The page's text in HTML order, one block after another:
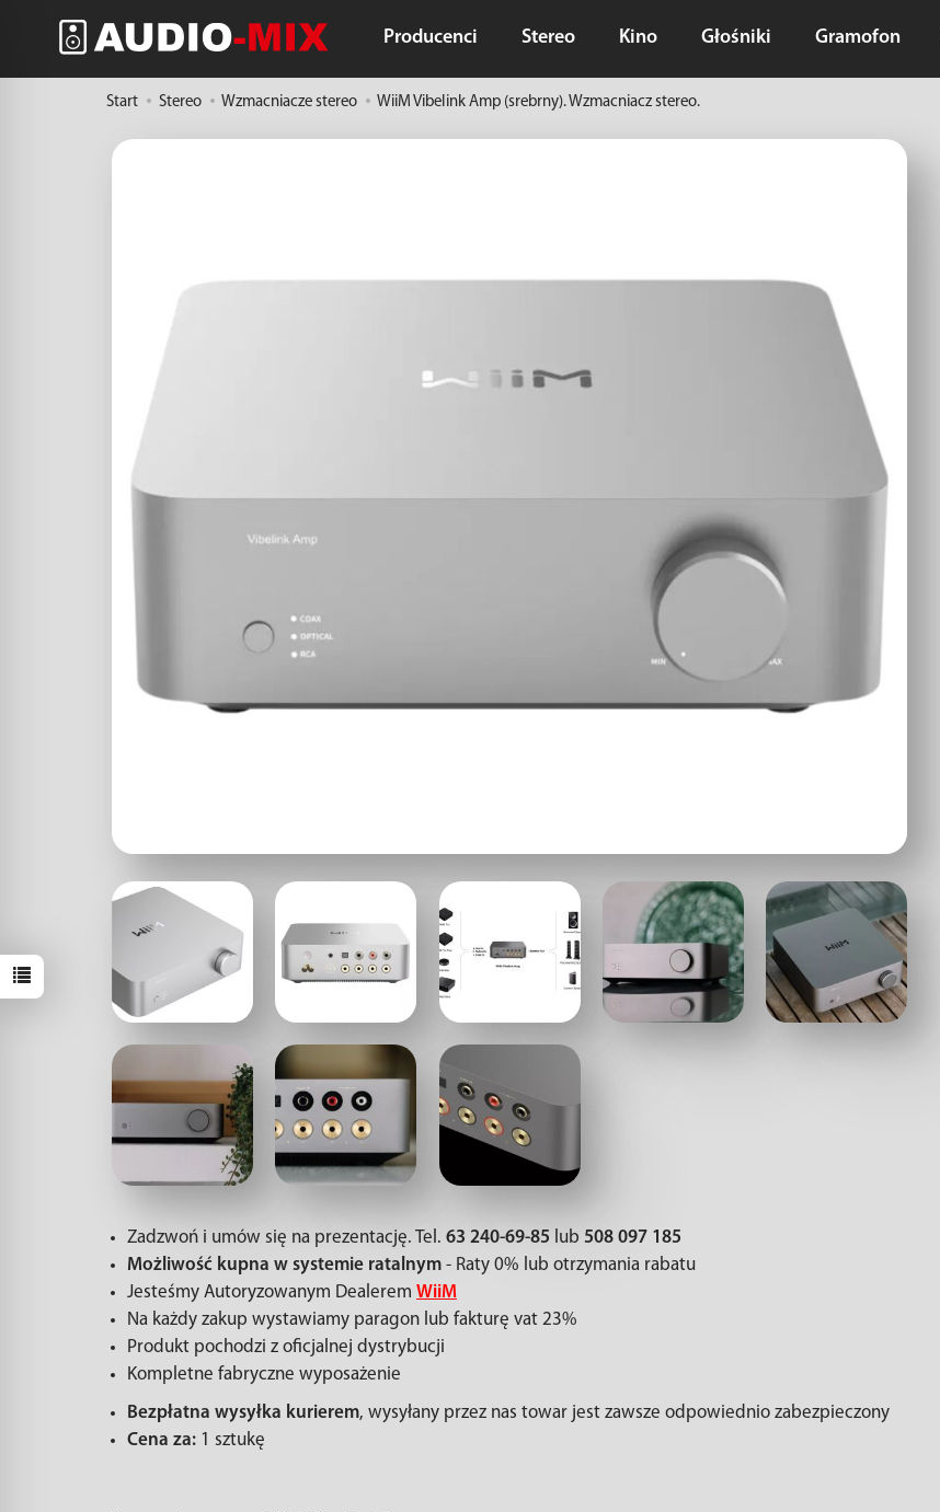
Producenci Stereo Kino Głośniki Gramofon
Start Stereo Wzmacniacze stereo WiiM Vibelink Amp (srebrny). Wzmacniacz stereo.
Zadzwoń i umów się na prezentację. Tel. 63 240-69-85 lub 508 097 185
Możliwość kupna w systemie ratalnym - Raty 0% lub otrzymania rabatu
Jesteśmy Autoryzowanym Dealerem WiiM
Na każdy zakup wystawiamy paragon lub fakturę vat 23%
Produkt pochodzi z oficjalnej dystrybucji
Kompletne fabryczne wyposażenie
Bezpłatna wysyłka kurierem, wysyłany przez nas towar jest zawsze odpowiednio zabezpieczony
Cena za: 1 sztukę